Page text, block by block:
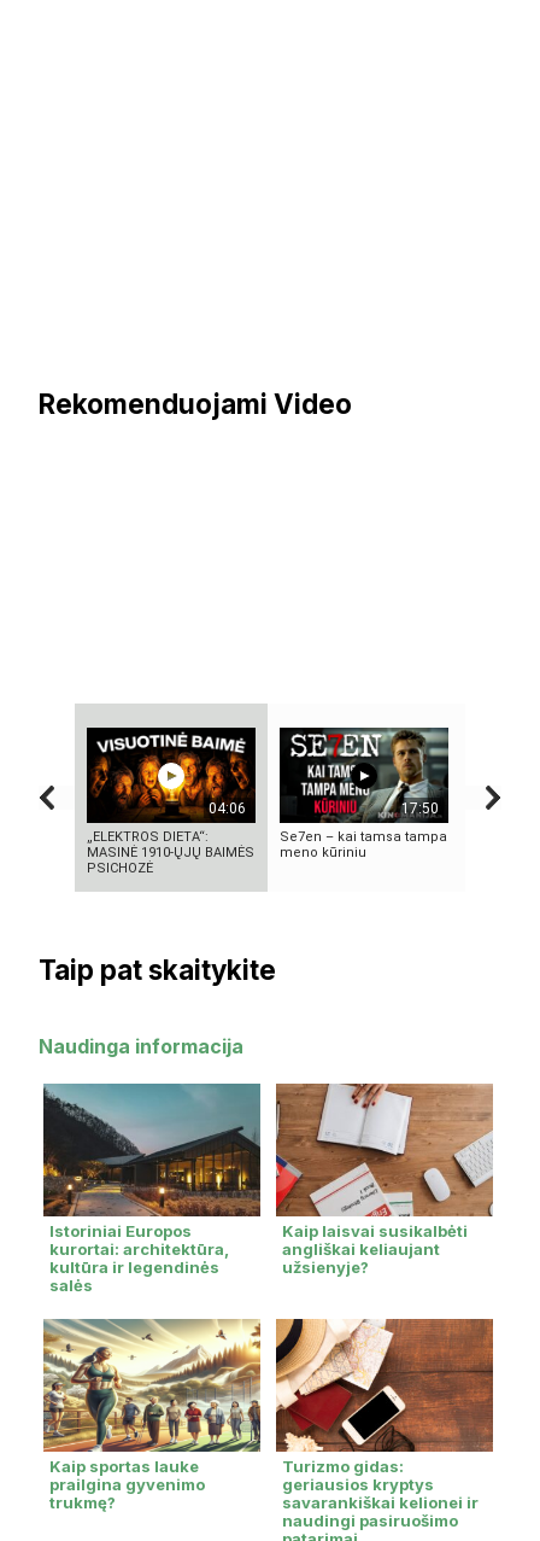
Rekomenduojami Video
04:06
„ELEKTROS DIETA“:
MASINĖ 1910-ŲJŲ BAIMĖS
PSICHOZĖ
17:50
Se7en – kai tamsa tampa
meno kūriniu
Taip pat skaitykite
Naudinga informacija
Istoriniai Europos
kurortai: architektūra,
kultūra ir legendinės
salės
Kaip laisvai susikalbėti
angliškai keliaujant
užsienyje?
Kaip sportas lauke
prailgina gyvenimo
trukmę?
Turizmo gidas:
geriausios kryptys
savarankiškai kelionei ir
naudingi pasiruošimo